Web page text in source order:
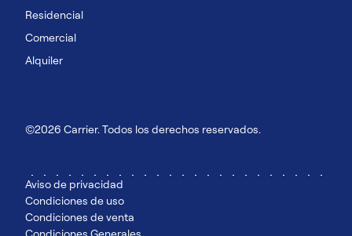
Residencial
Comercial
Alquiler
©2026 Carrier. Todos los derechos reservados.
Aviso de privacidad
Condiciones de uso
Condiciones de venta
Condiciones Generales